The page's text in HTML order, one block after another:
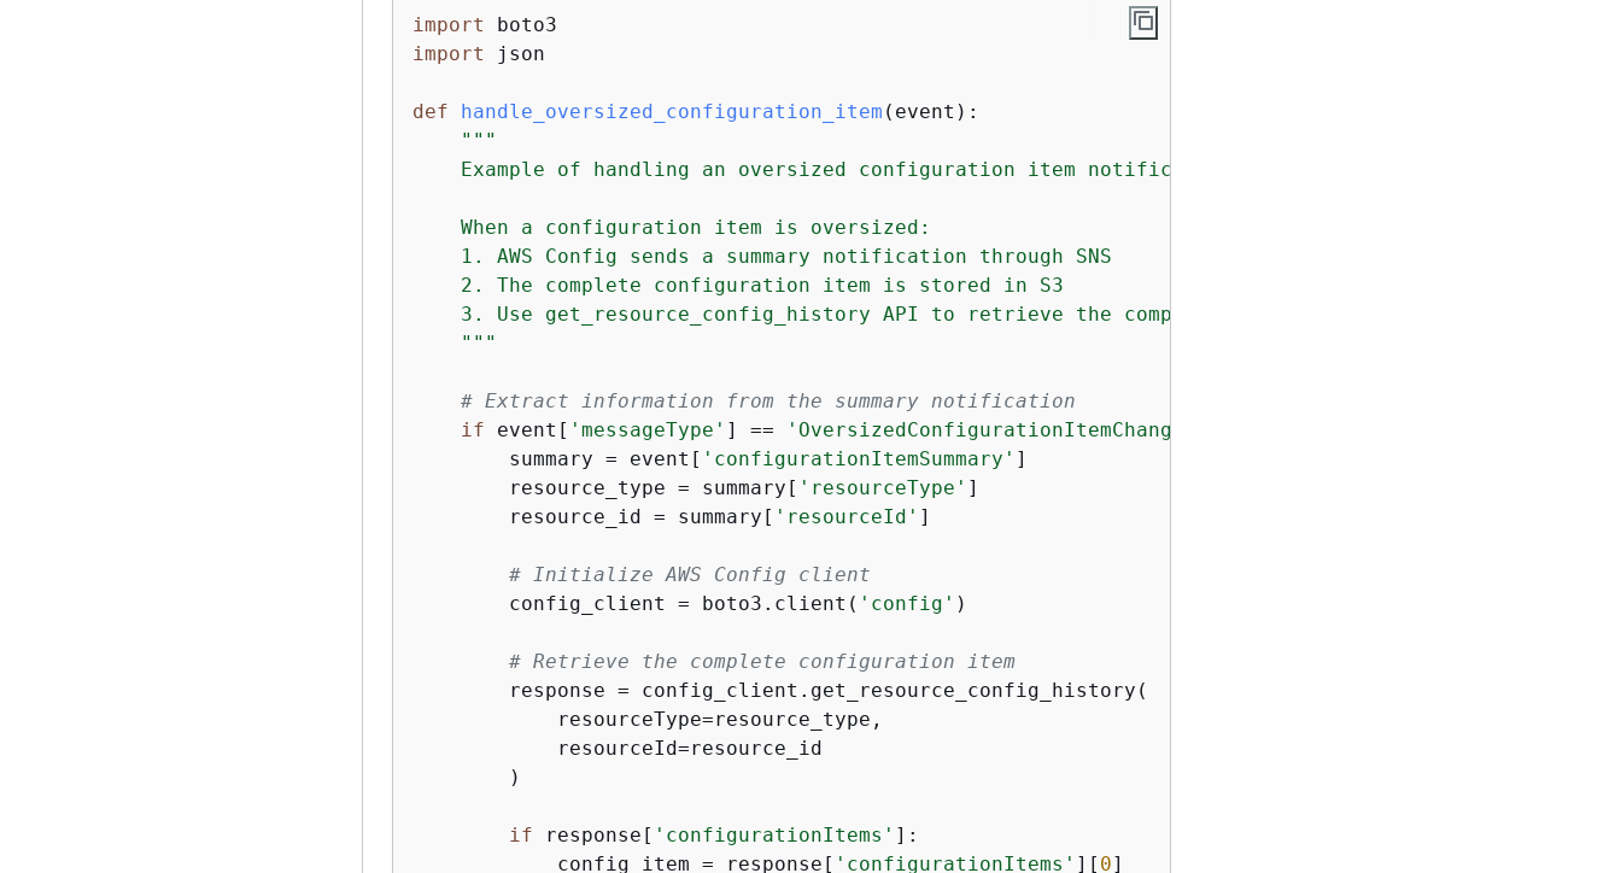
import
import
json
def handle_oversized_configuration_item ( event ):
"""
    Example of handling an oversized configuration item notification
    When a configuration item is oversized:
    1. AWS Config sends a summary notification through SNS
    2. The complete configuration item is stored in S3
    3. Use get_resource_config_history API to retrieve the complete configuration
    """
# Extract information from the summary notification
if event[ 'messageType' ] == 'OversizedConfigurationItemChangeNotification'
        summary = event[
'configurationItemSummary' ]
        resource_type = summary[
'resourceType' ]
        resource_id = summary[
'resourceId' ]
# Initialize AWS Config client
        config_client = boto3.client(
'config' )
# Retrieve the complete configuration item
        response = config_client.get_resource_config_history(
            resourceType=resource_type,
            resourceId=resource_id
        )
if response[ 'configurationItems' ]:
            config_item = response[
'configurationItems' ][ 0]